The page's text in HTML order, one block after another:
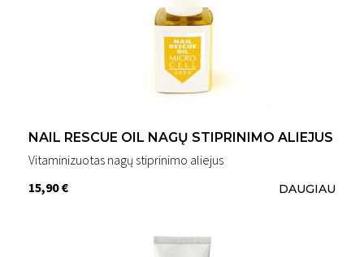
NAIL RESCUE OIL NAGŲ STIPRINIMO ALIEJUS
Vitaminizuotas nagų stiprinimo aliejus
15,90 €
DAUGIAU